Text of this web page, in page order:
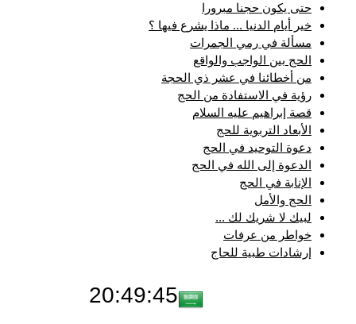
حتى يكون حجنا مبرورا
خير أيام الدنيا ... ماذا يشرع فيها ؟
مسألة في رمي الجمرات
الحج بين الواجب والواقع
من أخطائنا في عشر ذي الحجة
رؤية في الاستفادة من الحج
قصة إبراهيم عليه السلام
الأبعاد التربوية للحج
دعوة التوحيد في الحج
الدعوة إلى الله في الحج
الإنابة في الحج
الحج والأمل
لبيك لا شريك لك ...
خواطر من عرفات
إرشادات طبية للحاج
20:49:45